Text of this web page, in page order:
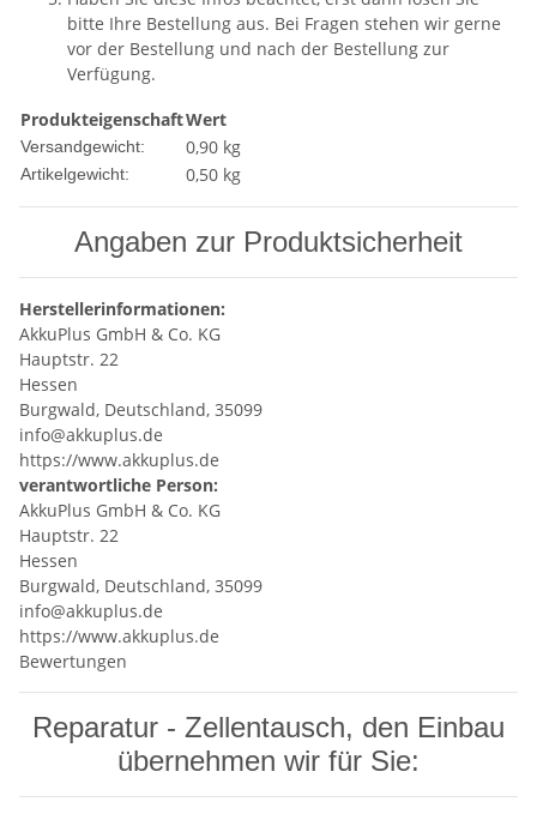
bitte Ihre Bestellung aus. Bei Fragen stehen wir gerne
vor der Bestellung und nach der Bestellung zur
Verfügung.
ProdukteigenschaftWert
Versandgewicht: 0,90 kg
Artikelgewicht: 0,50 kg
Angaben zur Produktsicherheit
Herstellerinformationen:
AkkuPlus GmbH & Co. KG
Hauptstr. 22
Hessen
Burgwald, Deutschland, 35099
info@akkuplus.de
https://www.akkuplus.de
verantwortliche Person:
AkkuPlus GmbH & Co. KG
Hauptstr. 22
Hessen
Burgwald, Deutschland, 35099
info@akkuplus.de
https://www.akkuplus.de
Bewertungen
Reparatur - Zellentausch, den Einbau
übernehmen wir für Sie: